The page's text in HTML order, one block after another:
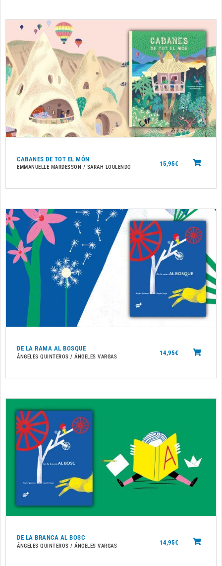
CABANES DE TOT EL MÓN
EMMANUELLE MARDESSON / SARAH LOULENDO 15,95€
DE LA RAMA AL BOSQUE
ÁNGELES QUINTEROS / ÁNGELES VARGAS 14,95€
DE LA BRANCA AL BOSC
ÁNGELES QUINTEROS / ÁNGELES VARGAS 14,95€